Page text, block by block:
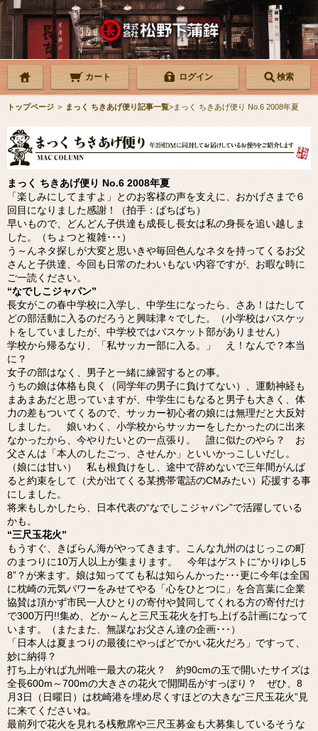
カート ログイン 検索
トップページ > まっく ちきあげ便り記事一覧>まっく ちきあげ便り No.6 2008年夏
まっく ちきあげ便り No.6 2008年夏
「楽しみにしてますよ」とのお客様の声を支えに、おかげさまで６
回目になりました感謝！（拍手：ぱちぱち）
早いもので、どんどん子供達も成長し長女は私の身長を追い越しま
した。（ちょつと複雑･･･）
う～んネタ探しが大変と思いきや毎回色んなネタを持ってくるお父
さんと子供達、今回も日常のたわいもない内容ですが、お暇な時に
ご一読ください。
“なでしこジャパン”
長女がこの春中学校に入学し、中学生になったら、さあ！はたして
どの部活動に入るのだろうと興味津々でした。（小学校はバスケッ
トをしていましたが、中学校ではバスケット部がありません）
学校から帰るなり、「私サッカー部に入る。」 え！なんで？本当
に？
女子の部はなく、男子と一緒に練習するとの事。
うちの娘は体格も良く（同学年の男子に負けてない）、運動神経も
まあまあだと思っていますが、中学生にもなると男子も大きく、体
力の差もついてくるので、サッカー初心者の娘には無理だと大反対
しました。 娘いわく、小学校からサッカーをしたかったのに出来
なかったから、今やりたいとの一点張り。 誰に似たのやら？ お
父さんは「本人のしたごっ、させんか」といいかっこしいだし。
（娘には甘い） 私も根負けをし、途中で辞めないで三年間がんば
ると約束をして（犬が出てくる某携帯電話のCMみたい）応援する事
にしました。
将来もしかしたら、日本代表の“なでしこジャパン”で活躍している
かも。
“三尺玉花火”
もうすぐ、きばらん海がやってきます。こんな九州のはじっこの町
のまつりに10万人以上が集まります。 今年はゲストに“かりゆし5
8”？が来ます。娘は知ってても私は知らんかった･･･更に今年は全国
に枕崎の元気パワーをみせてやる「心をひとつに」を合言葉に企業
協賛は頂かず市民一人ひとりの寄付や賛同してくれる方の寄付だけ
で300万円!!集め、どか～んと三尺玉花火を打ち上げる計画になって
います。（またまた、無謀なお父さん達の企画･･･）
「日本人は夏まつりの最後にやっぱどでかい花火だろ」ですって、
妙に納得？
打ち上がれば九州唯一最大の花火？ 約90cmの玉で開いたサイズは
全長600m～700mの大きさの花火で開聞岳がすっぽり？ ぜひ、8
月3日（日曜日）は枕崎港を埋め尽くすほどの大きな“三尺玉花火”見
に来てくださいね。
最前列で花火を見れる桟敷席や三尺玉募金も大募集しているそうな